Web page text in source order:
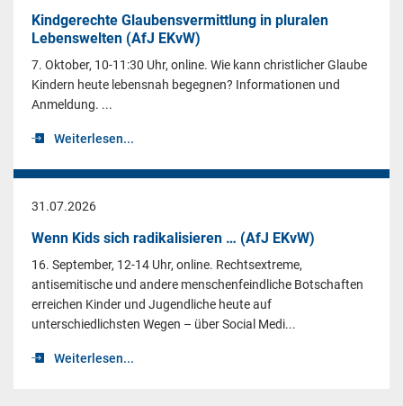
Kindgerechte Glaubensvermittlung in pluralen
Lebenswelten (AfJ EKvW)
7. Oktober, 10-11:30 Uhr, online. Wie kann christlicher Glaube
Kindern heute lebensnah begegnen? Informationen und
Anmeldung. ...
Weiterlesen...
31.07.2026
Wenn Kids sich radikalisieren … (AfJ EKvW)
16. September, 12-14 Uhr, online. Rechtsextreme,
antisemitische und andere menschenfeindliche Botschaften
erreichen Kinder und Jugendliche heute auf
unterschiedlichsten Wegen – über Social Medi...
Weiterlesen...